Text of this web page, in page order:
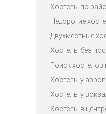
Хостелы по
Недорогие
Двухместные
Хостелы без
Поиск
Хостелы у
Хостелы у
Хостелы в